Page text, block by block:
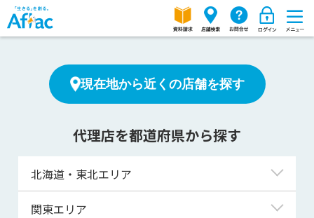
現在地から近くの店舗を探す
代理店を都道府県から探す
北海道・東北エリア
北海道
関東エリア